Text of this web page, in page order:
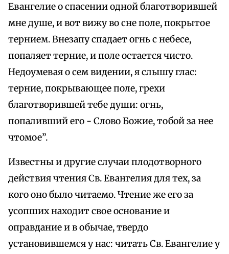
Евангелие о спасении одной благотворившей
мне душе, и вот вижу во сне поле, покрытое
тернием. Внезапу спадает огнь с небесе,
попаляет терние, и поле остается чисто.
Недоумевая о сем видении, я слышу глас:
терние, покрывающее поле, грехи
благотворившей тебе души: огнь,
попаливший его - Слово Божие, тобой за нее
чтомое”.
Известны и другие случаи плодотворного
действия чтения Св. Евангелия для тех, за
кого оно было читаемо. Чтение же его за
усопших находит свое основание и
оправдание и в обычае, твердо
установившемся у нас: читать Св. Евангелие у